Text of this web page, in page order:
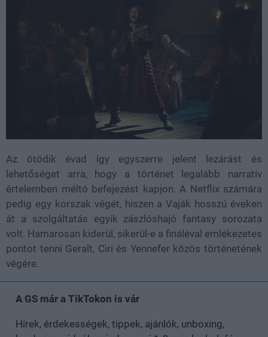
Az ötödik évad így egyszerre jelent lezárást és
lehetőséget arra, hogy a történet legalább narratív
értelemben méltó befejezést kapjon. A Netflix számára
pedig egy korszak végét, hiszen a Vaják hosszú éveken
át a szolgáltatás egyik zászlóshajó fantasy sorozata
volt. Hamarosan kiderül, sikerül-e a fináléval emlékezetes
pontot tenni Geralt, Ciri és Yennefer közös történetének
végére.
A GS már a TikTokon is vár
Hírek, érdekességek, tippek, ajánlók, unboxing,